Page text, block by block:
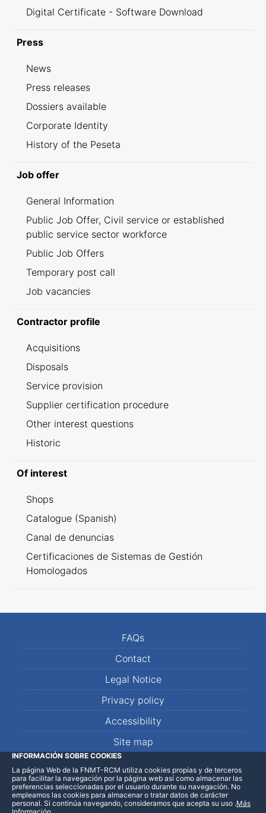
Digital Certificate - Software Download
Press
News
Press releases
Dossiers available
Corporate Identity
History of the Peseta
Job offer
General Information
Public Job Offer, Civil service or established
public service sector workforce
Public Job Offers
Temporary post call
Job vacancies
Contractor profile
Acquisitions
Disposals
Service provision
Supplier certification procedure
Other interest questions
Historic
Of interest
Shops
Catalogue (Spanish)
Canal de denuncias
Certificaciones de Sistemas de Gestión
Homologados
FAQs
Contact
Legal Notice
Privacy policy
Accessibility
Site map
LinkedInFacebookWhatsApp
INFORMACIÓN SOBRE COOKIES
La página Web de la FNMT-RCM utiliza cookies propias y de terceros
para facilitar la navegación por la página web así como almacenar las
preferencias seleccionadas por el usuario durante su navegación. No
empleamos las cookies para almacenar o tratar datos de carácter
personal. Si continúa navegando, consideramos que acepta su uso .Más